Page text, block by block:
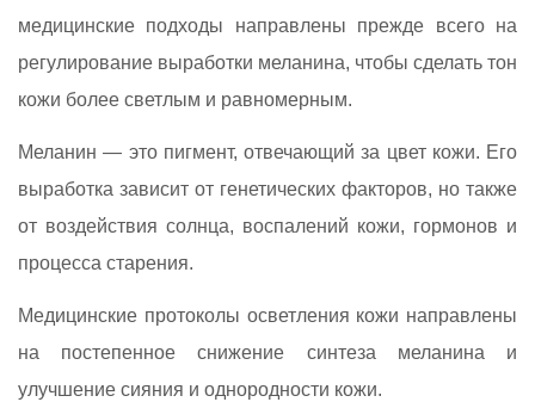
медицинские подходы направлены прежде всего на
регулирование выработки меланина, чтобы сделать тон
кожи более светлым и равномерным.
Меланин — это пигмент, отвечающий за цвет кожи. Его
выработка зависит от генетических факторов, но также
от воздействия солнца, воспалений кожи, гормонов и
процесса старения.
Медицинские протоколы осветления кожи направлены
на постепенное снижение синтеза меланина и
улучшение сияния и однородности кожи.